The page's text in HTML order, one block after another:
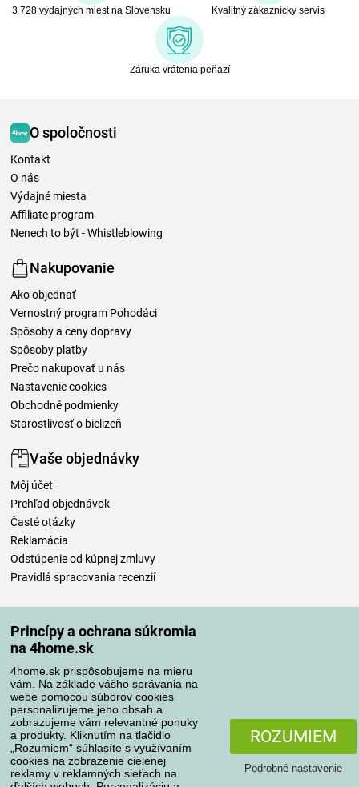
Princípy a ochrana súkromia
na 4home.sk
4home.sk prispôsobujeme na mieru
vám. Na základe vášho správania na
webe pomocou súborov cookies
personalizujeme jeho obsah a
zobrazujeme vám relevantné ponuky
a produkty. Kliknutím na tlačidlo
„Rozumiem“ súhlasíte s využívaním
cookies na zobrazenie cielenej
reklamy v reklamných sieťach na
ROZUMIEM
Podrobné nastavenie
3 728 výdajných miest na Slovensku Kvalitný zákaznícky servis
Záruka vrátenia peňazí
O spoločnosti
Kontakt
O nás
Výdajné miesta
Affiliate program
Nenech to být - Whistleblowing
Nakupovanie
Ako objednať
Vernostný program Pohodáci
Spôsoby a ceny dopravy
Spôsoby platby
Prečo nakupovať u nás
Nastavenie cookies
Obchodné podmienky
Starostlivosť o bielizeň
Vaše objednávky
Môj účet
Prehľad objednávok
Časté otázky
Reklamácia
Odstúpenie od kúpnej zmluvy
Pravidlá spracovania recenzií
Spôsoby platby
Spoľahlivý obchod